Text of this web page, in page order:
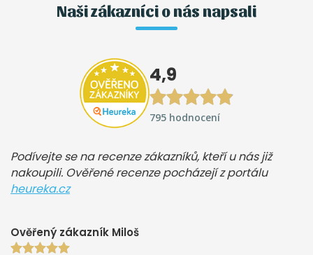
Naši zákazníci o nás napsali
4,9
795 hodnocení
Podívejte se na recenze zákazníků, kteří u nás již
nakoupili. Ověřené recenze pocházejí z portálu
heureka.cz
Ověřený zákazník Miloš